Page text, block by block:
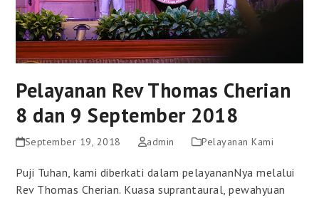
Pelayanan Rev Thomas Cherian
8 dan 9 September 2018
September 19, 2018 admin Pelayanan Kami
Puji Tuhan, kami diberkati dalam pelayananNya melalui
Rev Thomas Cherian. Kuasa suprantaural, pewahyuan